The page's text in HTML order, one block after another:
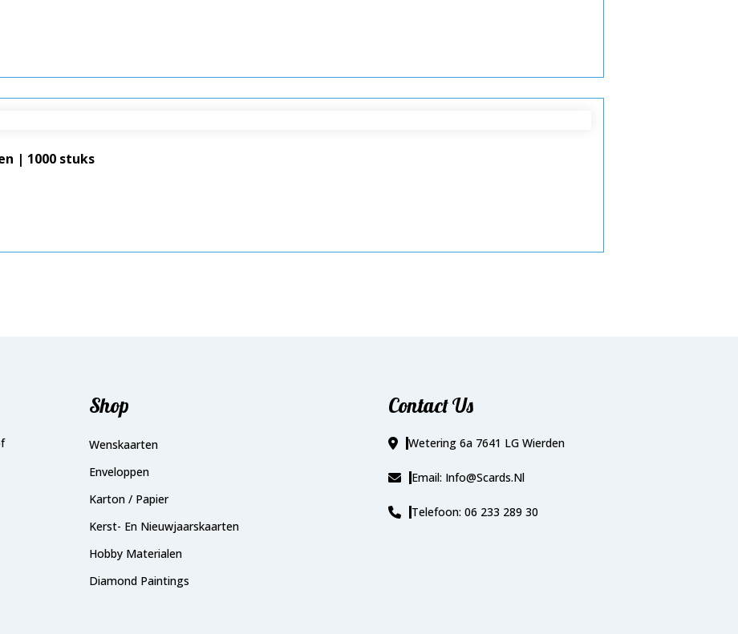
| 1000 stuks
Shop
Wenskaarten
Enveloppen
Karton / Papier
Kerst- En Nieuwjaarskaarten
Hobby Materialen
Diamond Paintings
Contact Us
Wetering 6a 7641 LG Wierden
Email: Info@scards.nl
Telefoon: 06 233 289 30